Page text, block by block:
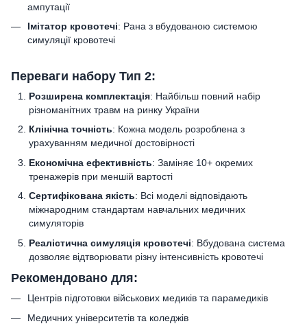
ампутації
Імітатор кровотечі: Рана з вбудованою системою
симуляції кровотечі
Переваги набору Тип 2:
Розширена комплектація: Найбільш повний набір
різноманітних травм на ринку України
Клінічна точність: Кожна модель розроблена з
урахуванням медичної достовірності
Економічна ефективність: Заміняє 10+ окремих
тренажерів при меншій вартості
Сертифікована якість: Всі моделі відповідають
міжнародним стандартам навчальних медичних
симуляторів
Реалістична симуляція кровотечі: Вбудована система
дозволяє відтворювати різну інтенсивність кровотечі
Рекомендовано для:
Центрів підготовки військових медиків та парамедиків
Медичних університетів та коледжів